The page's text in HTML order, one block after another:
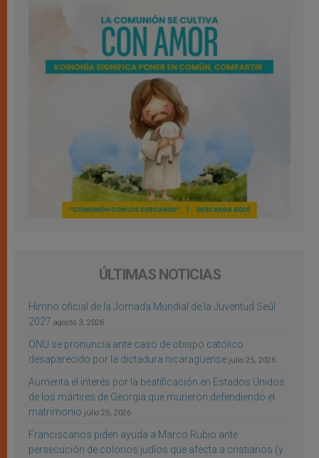
ÚLTIMAS NOTICIAS
Himno oficial de la Jornada Mundial de la Juventud Seúl
2027 agosto 3, 2026
ONU se pronuncia ante caso de obispo católico
desaparecido por la dictadura nicaragüense julio 25, 2026
Aumenta el interés por la beatificación en Estados Unidos
de los mártires de Georgia que murieron defendiendo el
matrimonio julio 25, 2026
Franciscanos piden ayuda a Marco Rubio ante
persecución de colonos judíos que afecta a cristianos (y